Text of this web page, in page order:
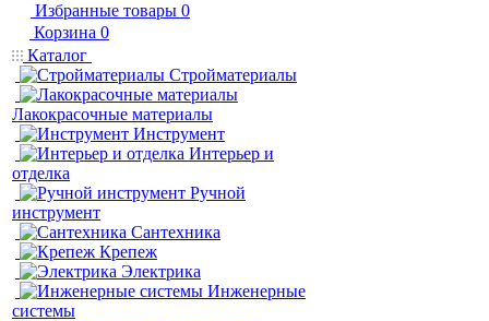
Избранные товары 0
Корзина 0
Каталог
Стройматериалы
Лакокрасочные материалы
Инструмент
Интерьер и
отделка
Ручной
инструмент
Сантехника
Крепеж
Электрика
Инженерные
системы